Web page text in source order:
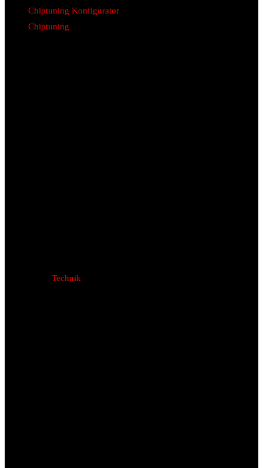
Chiptuning Konfigurator
Chiptuning
Technik